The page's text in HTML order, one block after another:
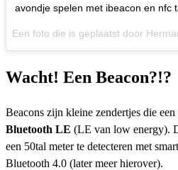
avondje spelen met ibeacon en nfc
Een foto die is geplaatst door
Wacht! Een Beacon?!?
Beacons zijn kleine zendertjes die
Bluetooth LE (LE van low energy).
een 50tal meter te detecteren met
Bluetooth 4.0 (later meer hierover).